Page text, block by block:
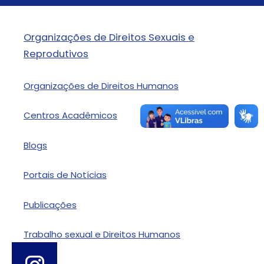
Organizações de Direitos Sexuais e
Reprodutivos
Organizações de Direitos Humanos
Centros Acadêmicos
Blogs
Portais de Notícias
Publicações
Trabalho sexual e Direitos Humanos